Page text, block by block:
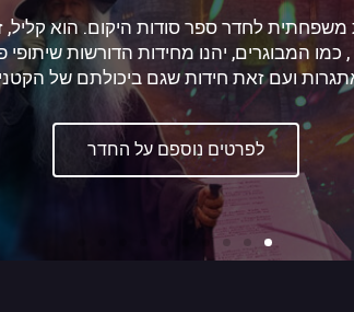
הוא לא עוד סתם חדר בריחה, הוא חדר שיקח
משתנה בהתאם להצלחת הקבוצה בחדר,
וחידה באיזה רמת קושי היא תהיה ולכן
היקום יחווה את החדר בשונה מקבוצות
לפרטים נוספים על החדר